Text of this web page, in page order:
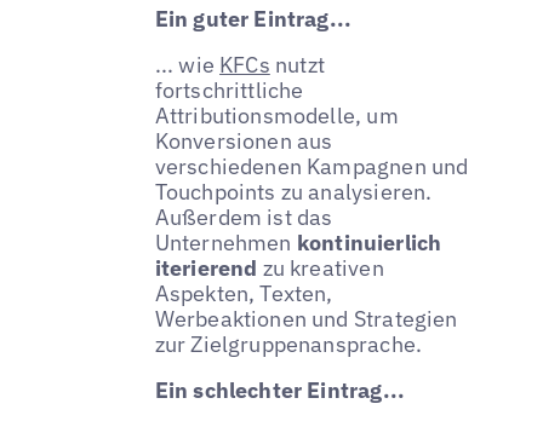
Ein guter Eintrag...
... wie KFCs nutzt
fortschrittliche
Attributionsmodelle, um
Konversionen aus
verschiedenen Kampagnen und
Touchpoints zu analysieren.
Außerdem ist das
Unternehmen kontinuierlich
iterierend zu kreativen
Aspekten, Texten,
Werbeaktionen und Strategien
zur Zielgruppenansprache.
Ein schlechter Eintrag...